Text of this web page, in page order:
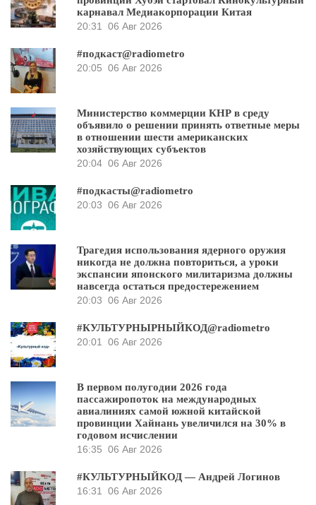
карнавал Медиакорпорации Китая
20:31
06 Авг 2026
#подкаст@radiometro
20:05 06 Авг 2026
Министерство коммерции КНР в среду
объявило о решении принять ответные меры
в отношении шести американских
хозяйствующих субъектов
20:04 06 Авг 2026
#подкасты@radiometro
20:03 06 Авг 2026
Трагедия использования ядерного оружия
никогда не должна повториться, а уроки
экспансии японского милитаризма должны
навсегда остаться предостережением
20:03 06 Авг 2026
#КУЛЬТУРНЫРНЫЙКОД@radiometro
20:01
06 Авг 2026
В первом полугодии 2026 года
пассажиропоток на международных
авиалиниях самой южной китайской
провинции Хайнань увеличился на 30% в
годовом исчислении
16:35 06 Авг 2026
#КУЛЬТУРНЫЙКОД — Андрей Логинов
16:31
06 Авг 2026